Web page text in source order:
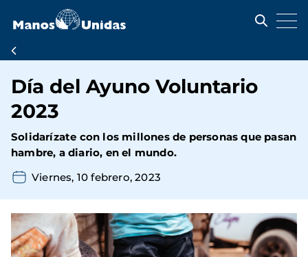
contenido
principal
Ruta
de
navegación
Día del Ayuno Voluntario
2023
Solidarízate con los millones de personas que pasan
hambre, a diario, en el mundo.
Viernes, 10 febrero, 2023